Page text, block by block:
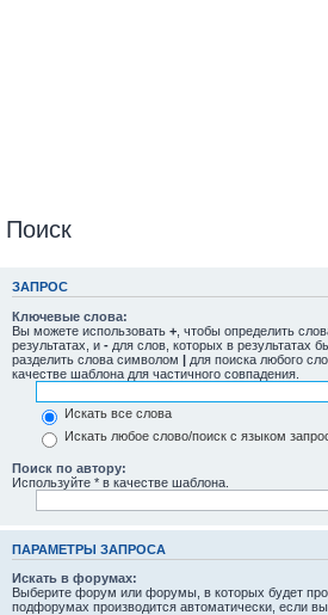
Поиск
ЗАПРОС
Ключевые слова:
Вы можете использовать + , чтобы определить
результатах, и - для слов, которых в результатах
разделить слова символом | для поиска любого
качестве шаблона для частичного совпадения.
Искать все слова
Искать любое слово/поиск с языком
Поиск по автору:
Используйте * в качестве шаблона.
ПАРАМЕТРЫ ЗАПРОСА
Искать в форумах:
Выберите форум или форумы, в которых будет
подфорумах производится автоматически, если